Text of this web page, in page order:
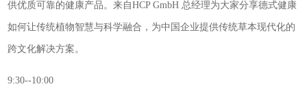
供优质可靠的健康产品。来自HCP GmbH 总经理为大家分享德式健康
如何让传统植物智慧与科学融合，为中国企业提供传统草本现代化的
跨文化解决方案。
9:30--10:00